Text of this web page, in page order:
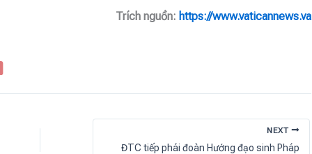
Trích nguồn: https://www.vaticannews.va
NEXT
ĐTC tiếp phái đoàn Hướng đạo sinh Pháp